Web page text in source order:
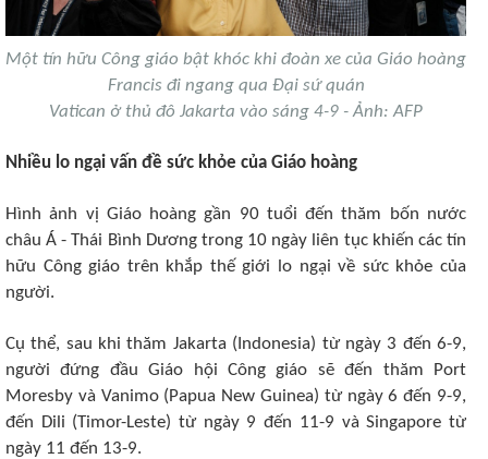
Một tín hữu Công giáo bật khóc khi đoàn xe của Giáo hoàng
Francis đi ngang qua Đại sứ quán
Vatican ở thủ đô Jakarta vào sáng 4-9 - Ảnh: AFP
Nhiều lo ngại vấn đề sức khỏe của Giáo hoàng
Hình ảnh vị Giáo hoàng gần 90 tuổi đến thăm bốn nước
châu Á - Thái Bình Dương trong 10 ngày liên tục khiến các tín
hữu Công giáo trên khắp thế giới lo ngại về sức khỏe của
người.
Cụ thể, sau khi thăm Jakarta (Indonesia) từ ngày 3 đến 6-9,
người đứng đầu Giáo hội Công giáo sẽ đến thăm Port
Moresby và Vanimo (Papua New Guinea) từ ngày 6 đến 9-9,
đến Dili (Timor-Leste) từ ngày 9 đến 11-9 và Singapore từ
ngày 11 đến 13-9.